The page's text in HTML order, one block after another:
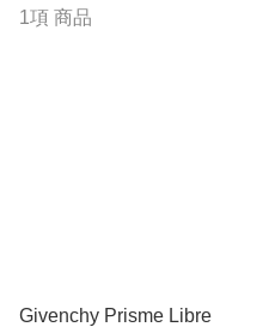
1項 商品
Givenchy Prisme Libre